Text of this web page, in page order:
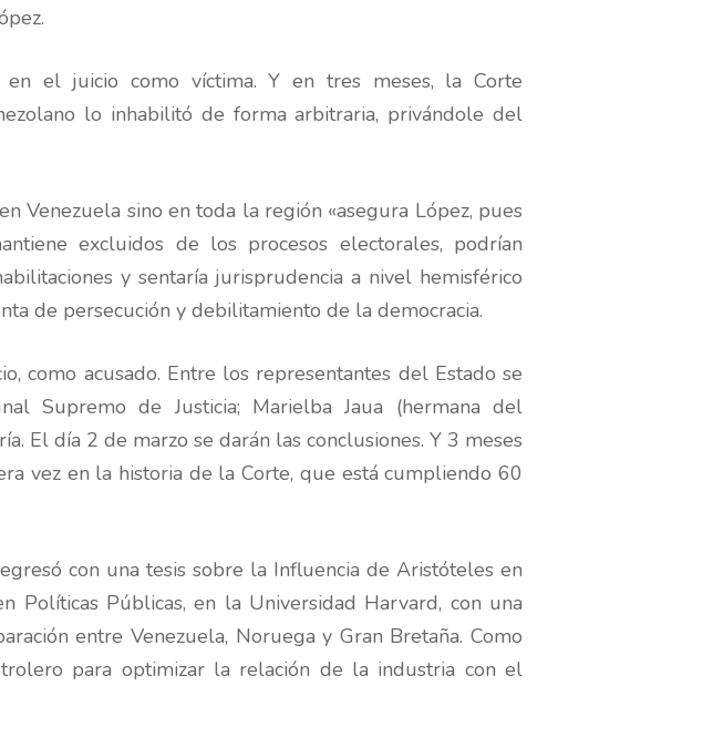
el juicio como ví­ctima. Y en tres meses, la Corte
lo inhabilitó de forma arbitraria, privándole del
Venezuela sino en toda la región «asegura López, pues
excluidos de los procesos electorales, podrían
y sentaría jurisprudencia a nivel hemisférico
de persecución y debilitamiento de la democracia.
como acusado. Entre los representantes del Estado se
Supremo de Justicia; Marielba Jaua (hermana del
El día 2 de marzo se darán las conclusiones. Y 3 meses
vez en la historia de la Corte, que está cumpliendo 60
con una tesis sobre la Influencia de Aristóteles en
Políticas Públicas, en la Universidad Harvard, con una
entre Venezuela, Noruega y Gran Bretaña. Como
para optimizar la relación de la industria con el